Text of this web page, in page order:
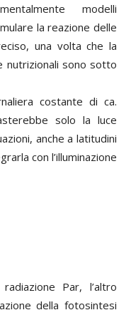
modelli
la reazione delle
una volta che la
nutrizionali sono sotto
costante di ca.
solo la luce
anche a latitudini
con l’illuminazione
Par, l’altro
della fotosintesi